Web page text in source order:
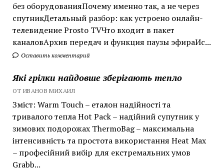
без оборудованияПочему именно так, а не через
спутникДетальный разбор: как устроено онлайн-
телевидение Prosto TVЧто входит в пакет
каналовАрхив передач и функция паузы эфираИс...
Оставить комментарий
Які грілки найдовше зберігають тепло
ОТ ИВАНОВ МИХАИЛ
Зміст: Warm Touch – еталон надійності та
тривалого тепла Hot Pack – надійний супутник у
зимових подорожах ThermoBag – максимальна
інтенсивність та простота використання Heat Max
– професійний вибір для екстремальних умов
Grabb...